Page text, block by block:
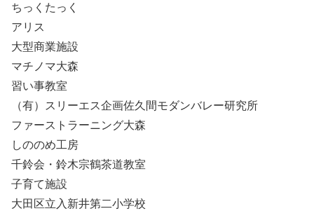
ちっくたっく
アリス
大型商業施設
マチノマ大森
習い事教室
（有）スリーエス企画佐久間モダンバレー研究所
ファーストラーニング大森
しののめ工房
千鈴会・鈴木宗鶴茶道教室
子育て施設
大田区立入新井第二小学校